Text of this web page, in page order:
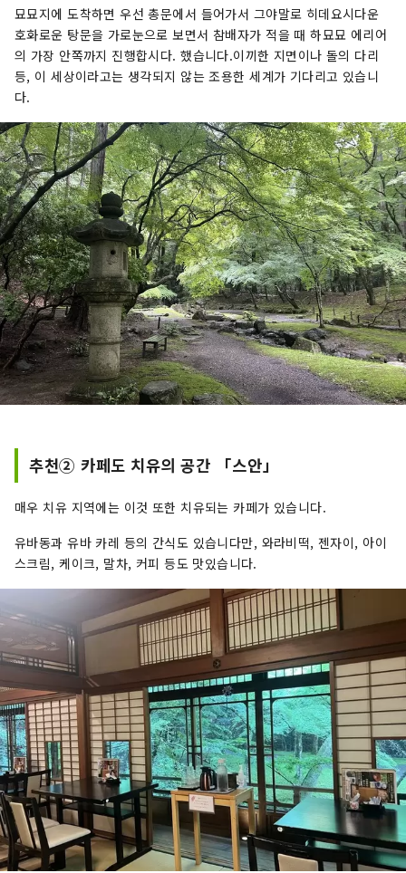
묘묘지에 도착하면 우선 총문에서 들어가서 그야말로 히데요시다운
호화로운 탕문을 가로눈으로 보면서 참배자가 적을 때 하묘묘 에리어
의 가장 안쪽까지 진행합시다. 했습니다.이끼한 지면이나 돌의 다리
등, 이 세상이라고는 생각되지 않는 조용한 세계가 기다리고 있습니
다.
추천② 카페도 치유의 공간 「스안」
매우 치유 지역에는 이것 또한 치유되는 카페가 있습니다.
유바동과 유바 카레 등의 간식도 있습니다만, 와라비떡, 젠자이, 아이
스크림, 케이크, 말차, 커피 등도 맛있습니다.